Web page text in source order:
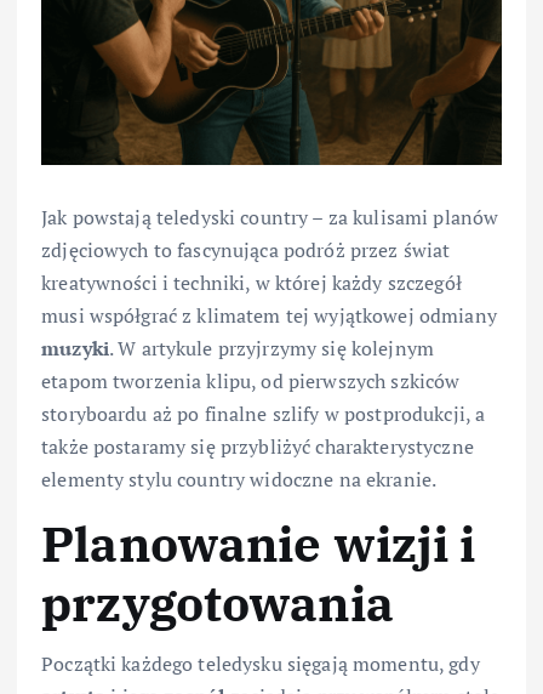
Jak powstają teledyski country – za kulisami planów
zdjęciowych to fascynująca podróż przez świat
kreatywności i techniki, w której każdy szczegół
musi współgrać z klimatem tej wyjątkowej odmiany
muzyki. W artykule przyjrzymy się kolejnym
etapom tworzenia klipu, od pierwszych szkiców
storyboardu aż po finalne szlify w postprodukcji, a
także postaramy się przybliżyć charakterystyczne
elementy stylu country widoczne na ekranie.
Planowanie wizji i
przygotowania
Początki każdego teledysku sięgają momentu, gdy